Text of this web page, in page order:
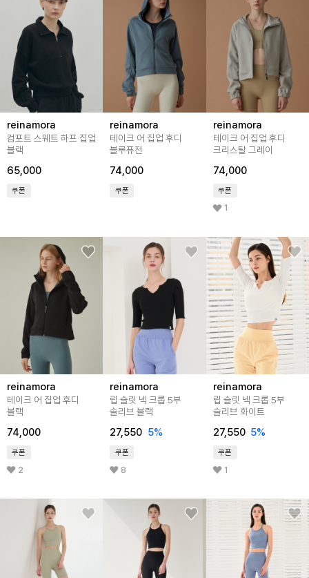
reinamora
컴포트 스웨트 하프 집업
블랙
65,000
쿠폰
reinamora
테이크 어 집업 후디
블루퓨전
74,000
쿠폰
reinamora
테이크 어 집업 후디
크리스탈 그레이
74,000
쿠폰
1
reinamora
테이크 어 집업 후디
블랙
74,000
쿠폰
2
reinamora
립 슬릿 넥 크롭 5부
슬리브 블랙
27,550 5%
쿠폰
8
reinamora
립 슬릿 넥 크롭 5부
슬리브 화이트
27,550 5%
쿠폰
1